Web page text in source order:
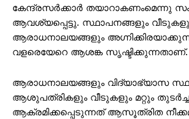
കേന്ദ്രസർക്കാർ തയാറാകണംമെന്നു
ആവശ്യപ്പെട്ടു. സ്ഥാപനങ്ങളും
ആരാധനാലയങ്ങളും
വളരെയേറെ ആശങ്ക സൃഷ്ടിക്കുന്നതാണ്.
ആരാധനാലയങ്ങളും വിദ്യാഭ്യാസ
ആശുപത്രികളും വീടുകളും മറ്റും
ആക്രമിക്കപ്പെടുന്നത് ആസൂത്രിത